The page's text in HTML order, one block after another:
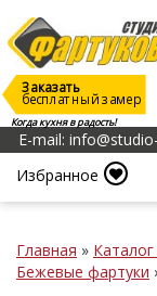
Когда кухня в радость!
Заказать
бесплатный замер
E-mail:
Избранное
Главная »
Бежевые фартуки